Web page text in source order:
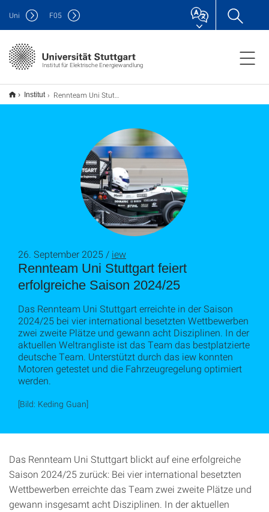
Institut für Elektrische Energiewandlung
Uni F05
Institut Rennteam Uni Stuttgart feiert erfolgreiche Saison 2024/25
Rennteam Uni Stuttgart feiert
erfolgreiche Saison 2024/25
26. September 2025 / iew
Das Rennteam Uni Stuttgart erreichte in der Saison
2024/25 bei vier international besetzten Wettbewerben
zwei zweite Plätze und gewann acht Disziplinen. In der
aktuellen Weltrangliste ist das Team das bestplatzierte
deutsche Team. Unterstützt durch das iew konnten
Motoren getestet und die Fahrzeugregelung optimiert
werden.
[Bild: Keding Guan]
Das Rennteam Uni Stuttgart blickt auf eine erfolgreiche
Saison 2024/25 zurück: Bei vier international besetzten
Wettbewerben erreichte das Team zwei zweite Plätze und
gewann insgesamt acht Disziplinen. In der aktuellen